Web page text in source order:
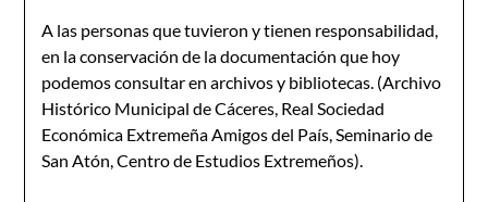
A las personas que tuvieron y tienen responsabilidad,
en la conservación de la documentación que hoy
podemos consultar en archivos y bibliotecas. (Archivo
Histórico Municipal de Cáceres, Real Sociedad
Económica Extremeña Amigos del País, Seminario de
San Atón, Centro de Estudios Extremeños).